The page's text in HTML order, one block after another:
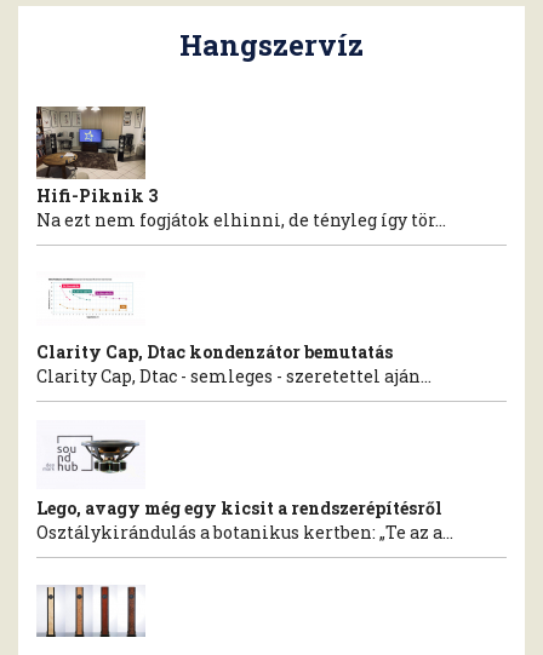
Hangszervíz
Hifi-Piknik 3
Na ezt nem fogjátok elhinni, de tényleg így tör...
Clarity Cap, Dtac kondenzátor bemutatás
Clarity Cap, Dtac - semleges - szeretettel aján...
Lego, avagy még egy kicsit a rendszerépítésről
Osztálykirándulás a botanikus kertben: „Te az a...